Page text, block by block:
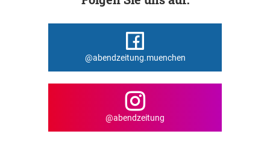
@abendzeitung.muenchen
@abendzeitung